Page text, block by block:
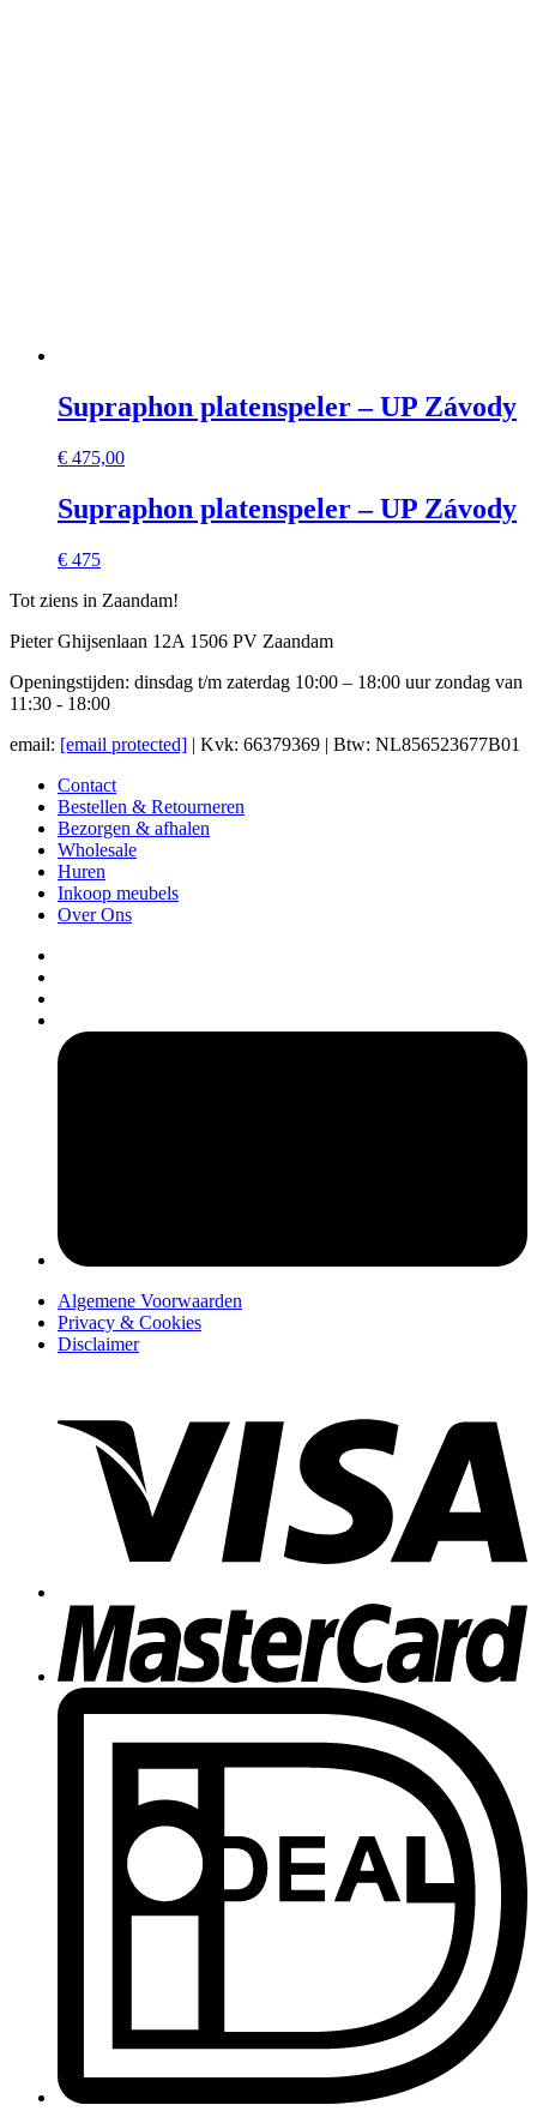
Supraphon platenspeler – UP Závody
€ 475,00
Supraphon platenspeler – UP Závody
€ 475
Tot ziens in Zaandam!
Pieter Ghijsenlaan 12A 1506 PV Zaandam
Openingstijden: dinsdag t/m zaterdag 10:00 – 18:00 uur zondag van
11:30 - 18:00
email: [email protected] | Kvk: 66379369 | Btw: NL856523677B01
Contact
Bestellen & Retourneren
Bezorgen & afhalen
Wholesale
Huren
Inkoop meubels
Over Ons
Algemene Voorwaarden
Privacy & Cookies
Disclaimer